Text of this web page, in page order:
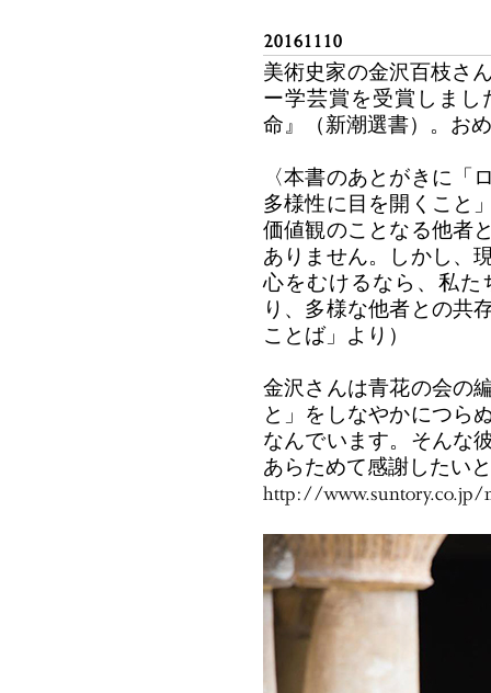
20161110
美術史家の金沢百枝さ
ー学芸賞を受賞しま
命』（新潮選書）。お
〈本書のあとがきに「
多様性に目を開くこと
価値観のことなる他者
ありません。しかし、
心をむけるなら、私
り、多様な他者との共
ことば」より）
金沢さんは青花の会の
と」をしなやかにつら
なんでいます。そんな
あらためて感謝したい
http://